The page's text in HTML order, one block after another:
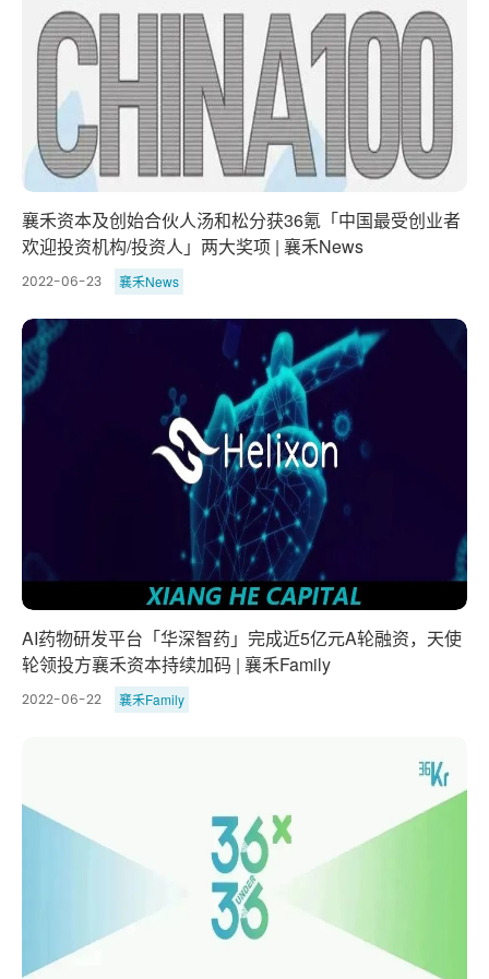
襄禾资本及创始合伙人汤和松分获36氪「中国最受创业者
欢迎投资机构/投资人」两大奖项 | 襄禾News
2022-06-23 襄禾News
AI药物研发平台「华深智药」完成近5亿元A轮融资，天使
轮领投方襄禾资本持续加码 | 襄禾Family
2022-06-22 襄禾Family